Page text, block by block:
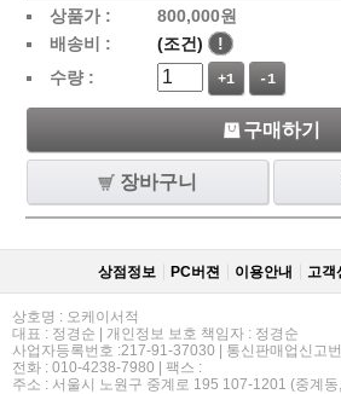
상품가 : 800,000원
배송비 :
(조건)
!
수량 :
+1 -1
구매하기
장바구니
상점정보 PC버젼 이용안내 고객
상호명 : 오케이서적
대표 : 정경순 | 개인정보 보호 책임자 : 정경순
사업자등록번호 :217-91-37030 | 통신판매업신고
전화 : 010-4238-7980 | 팩스 :
주소 : 서울시 노원구 중계로 195 107-1201 (중계